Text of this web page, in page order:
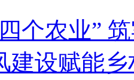
个农业”
建设赋能